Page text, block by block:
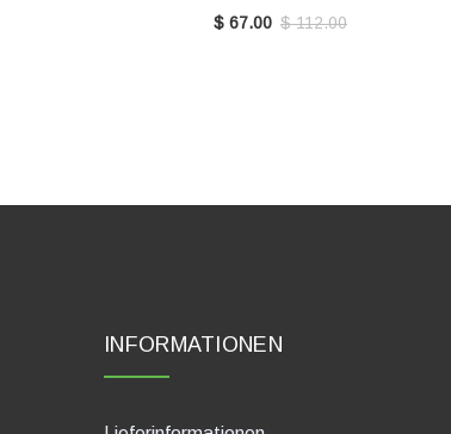
$ 67.00 $ 112.00
INFORMATIONEN